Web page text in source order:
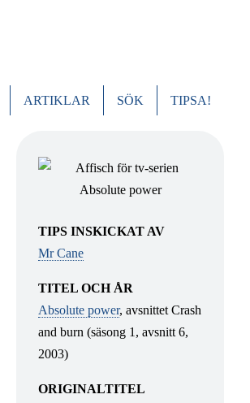
ARTIKLAR SÖK TIPSA!
TIPS INSKICKAT AV
Mr Cane
TITEL OCH ÅR
Absolute power, avsnittet Crash
and burn (säsong 1, avsnitt 6,
2003)
ORIGINALTITEL